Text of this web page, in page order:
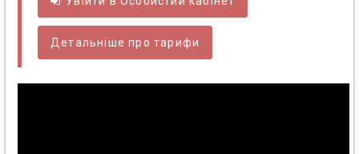
Детальніше про тарифи